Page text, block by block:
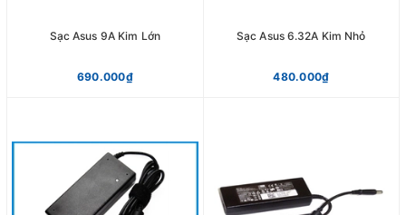
Sạc Asus 9A Kim Lớn
690.000₫
Sạc Asus 6.32A Kim Nhỏ
480.000₫